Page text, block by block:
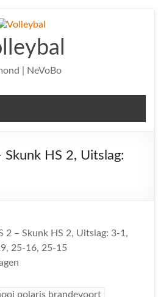
| NeVoBo
HS 2, Uitslag:
2 – Skunk HS 2, Uitslag: 3-1,
25-16, 25-15
polaris brandevoort